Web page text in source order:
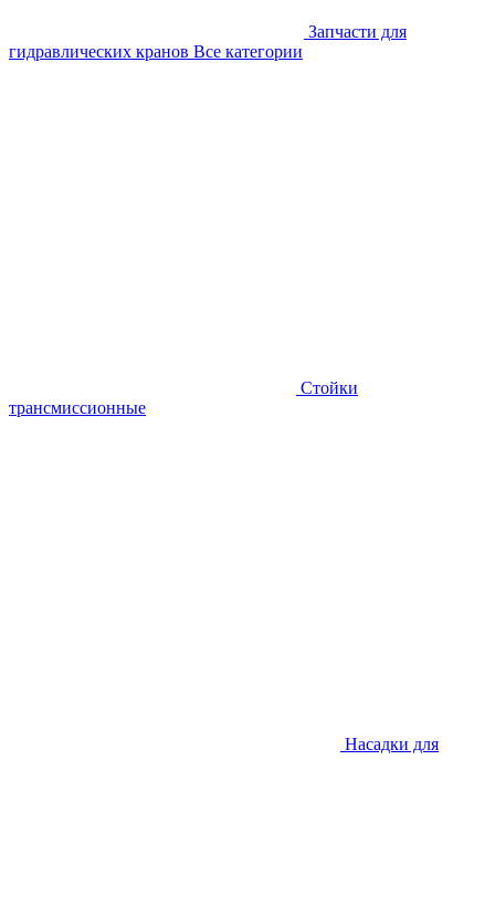
Запчасти для
гидравлических кранов Все категории
Стойки
трансмиссионные
Насадки для